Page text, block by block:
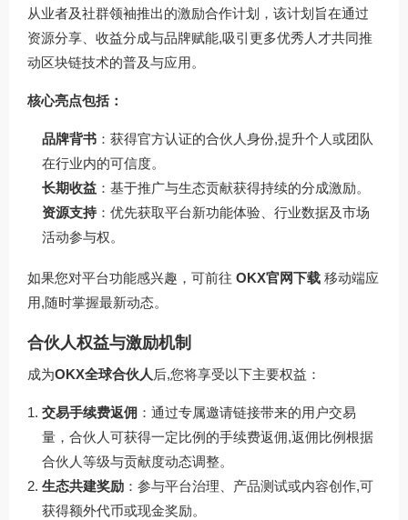
从业者及社群领袖推出的激励合作计划，该计划旨在通过
资源分享、收益分成与品牌赋能,吸引更多优秀人才共同推
动区块链技术的普及与应用。
核心亮点包括：
品牌背书 ：获得官方认证的合伙人身份,提升个人或团队
在行业内的可信度。
长期收益 ：基于推广与生态贡献获得持续的分成激励。
资源支持：优先获取平台新功能体验、行业数据及市场
活动参与权。
如果您对平台功能感兴趣，可前往 OKX官网下载 移动端应
用,随时掌握最新动态。
合伙人权益与激励机制
成为OKX全球合伙人 后,您将享受以下主要权益：
交易手续费返佣 ：通过专属邀请链接带来的用户交易
量，合伙人可获得一定比例的手续费返佣,返佣比例根据
合伙人等级与贡献度动态调整。
生态共建奖励 ：参与平台治理、产品测试或内容创作,可
获得额外代币或现金奖励。